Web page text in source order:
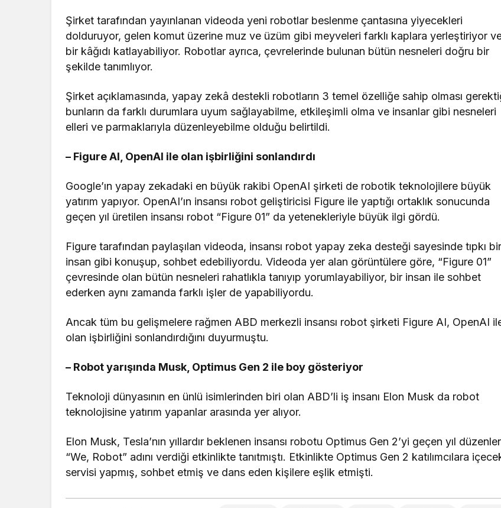
Şirket tarafından yayınlanan videoda yeni robotlar beslenme çantasına yiyecekleri
dolduruyor, gelen komut üzerine muz ve üzüm gibi meyveleri farklı kaplara yerleştiriyor
bir kâğıdı katlayabiliyor. Robotlar ayrıca, çevrelerinde bulunan bütün nesneleri doğru bir
şekilde tanımlıyor.
Şirket açıklamasında, yapay zekâ destekli robotların 3 temel özelliğe sahip olması
bunların da farklı durumlara uyum sağlayabilme, etkileşimli olma ve insanlar gibi nesneleri
elleri ve parmaklarıyla düzenleyebilme olduğu belirtildi.
– Figure AI, OpenAI ile olan işbirliğini sonlandırdı
Google’ın yapay zekadaki en büyük rakibi OpenAI şirketi de robotik teknolojilere büyük
yatırım yapıyor. OpenAI’ın insansı robot geliştiricisi Figure ile yaptığı ortaklık sonucunda
geçen yıl üretilen insansı robot “Figure 01” da yetenekleriyle büyük ilgi gördü.
Figure tarafından paylaşılan videoda, insansı robot yapay zeka desteği sayesinde tıpkı bir
insan gibi konuşup, sohbet edebiliyordu. Videoda yer alan görüntülere göre, “Figure 01”
çevresinde olan bütün nesneleri rahatlıkla tanıyıp yorumlayabiliyor, bir insan ile sohbet
ederken aynı zamanda farklı işler de yapabiliyordu.
Ancak tüm bu gelişmelere rağmen ABD merkezli insansı robot şirketi Figure AI, OpenAI
olan işbirliğini sonlandırdığını duyurmuştu.
– Robot yarışında Musk, Optimus Gen 2 ile boy gösteriyor
Teknoloji dünyasının en ünlü isimlerinden biri olan ABD’li iş insanı Elon Musk da robot
teknolojisine yatırım yapanlar arasında yer alıyor.
Elon Musk, Tesla’nın yıllardır beklenen insansı robotu Optimus Gen 2’yi geçen yıl
“We, Robot” adını verdiği etkinlikte tanıtmıştı. Etkinlikte Optimus Gen 2 katılımcılara
servisi yapmış, sohbet etmiş ve dans eden kişilere eşlik etmişti.